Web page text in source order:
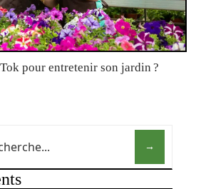
pour entretenir son jardin ?